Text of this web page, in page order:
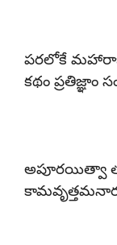
పరలోకే మహారాజో
కథం
అపూరయిత్వా